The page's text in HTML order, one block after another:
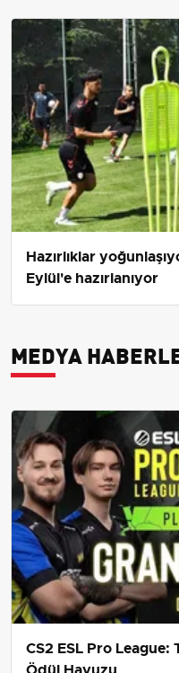
Hazırlıklar
Eylül'e hazırlanıyor
MEDYA
CS2 ESL Pro League: